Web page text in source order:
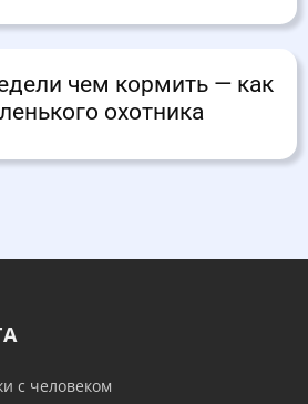
чем кормить — как
охотника
с человеком